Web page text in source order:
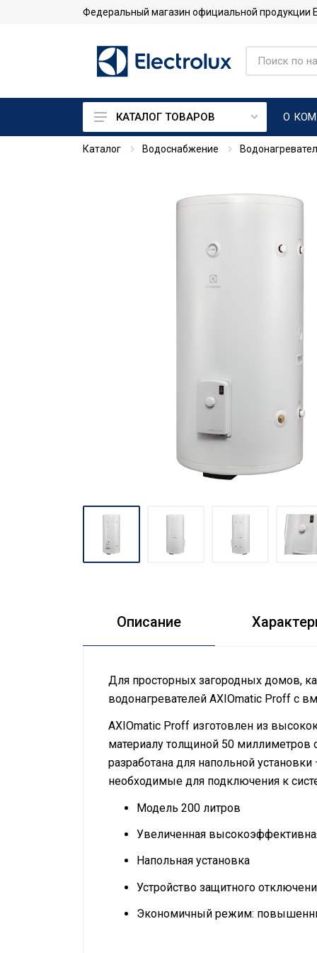
Федеральный магазин официальной продукции
Кондиционеры
Системы промышленного
КАТАЛОГ ТОВАРОВ О
Каталог Водоснабжение
Описание
Для просторных загородных домов,
водонагревателей AXIOmatic Proff с
AXIOmatic Proff изготовлен из
материалу толщиной 50 миллиметров
разработана для напольной
необходимые для подключения к
Модель 200 литров
Увеличенная
Напольная установка
Устройство защитного
Экономичный режим: